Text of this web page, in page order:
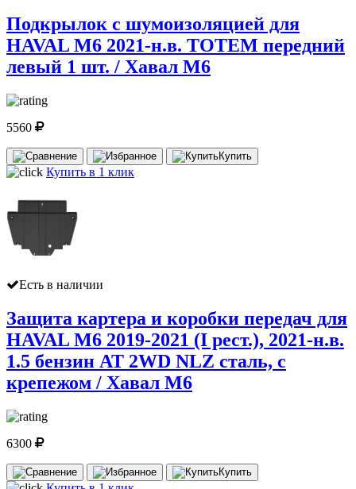
Подкрылок с шумоизоляцией для
HAVAL M6 2021-н.в. TOTEM передний
левый 1 шт. / Хавал М6
5560
Купить
Купить в 1 клик
Есть в наличии
Защита картера и коробки передач для
HAVAL M6 2019-2021 (I рест.), 2021-н.в.
1.5 бензин AT 2WD NLZ сталь, с
крепежом / Хавал М6
6300
Купить